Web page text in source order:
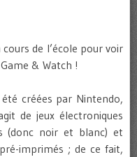
de l’école pour voir
& Watch !
créées par Nintendo,
de jeux électroniques
(donc noir et blanc) et
imprimés ; de ce fait,